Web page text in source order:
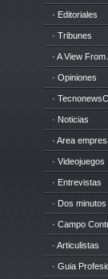
· Editoriales
· Tribunes
· A View
· Opiniones
·
· Noticias
· Area
· Videojuegos
· Entrevistas
· Dos minutos
· Campo
· Articulistas
· Guia